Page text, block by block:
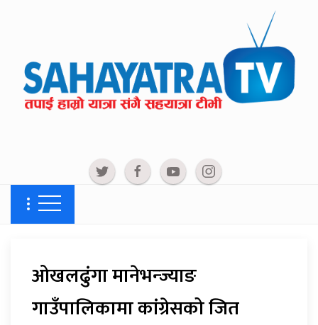
ओखलढुंगा मानेभन्ज्याङ
गाउँपालिकामा कांग्रेसको जित